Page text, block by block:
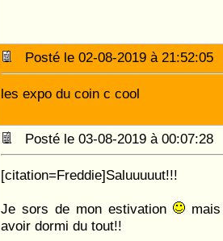
Posté le 02-08-2019 à
les expo du coin c cool
Posté le 03-08-2019 à
[citation=Freddie]Saluuuuut!!!
Je sors de mon estivation
avoir dormi du tout!!